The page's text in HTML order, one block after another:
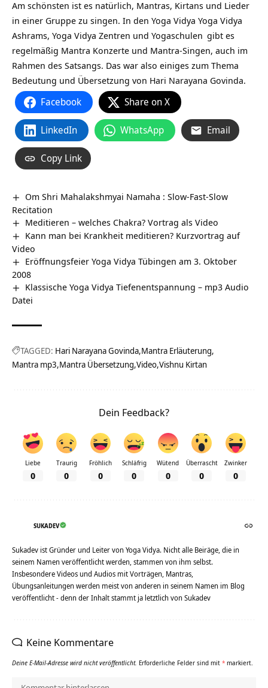
Am schönsten ist es natürlich, Mantras, Kirtans und Lieder
in einer Gruppe zu singen. In den Yoga Vidya Yoga Vidya
Ashrams, Yoga Vidya Zentren und Yogaschulen gibt es
regelmäßig Mantra Konzerte und Mantra-Singen, auch im
Rahmen des Satsangs. Das war also einiges zum Thema
Bedeutung und Übersetzung von Hari Narayana Govinda.
Facebook Share on X
LinkedIn WhatsApp Email
Copy Link
Om Shri Mahalakshmyai Namaha : Slow-Fast-Slow
Recitation
Meditieren – welches Chakra? Vortrag als Video
Kann man bei Krankheit meditieren? Kurzvortrag auf
Video
Eröffnungsfeier Yoga Vidya Tübingen am 3. Oktober
2008
Klassische Yoga Vidya Tiefenentspannung – mp3 Audio
Datei
TAGGED: Hari Narayana Govinda Mantra Erläuterung
Mantra mp3 Mantra Übersetzung Video Vishnu Kirtan
Dein Feedback?
Liebe
0
Traurig
0
Fröhlich
0
Schläfrig
0
Wütend
0
Überrascht
0
Zwinker
0
SUKADEV
Sukadev ist Gründer und Leiter von Yoga Vidya. Nicht alle Beiräge, die in
seinem Namen veröffentlicht werden, stammen von ihm selbst.
Insbesondere Videos und Audios mit Vorträgen, Mantras,
Übungsanleitungen werden meist von anderen in seinem Namen im Blog
veröffentlicht - denn der Inhalt stammt ja letztlich von Sukadev
Keine Kommentare
Deine E-Mail-Adresse wird nicht veröffentlicht. Erforderliche Felder sind mit * markiert.